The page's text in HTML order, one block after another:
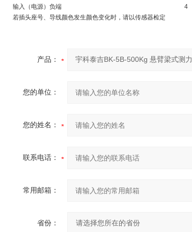
输入（电源）负端
4
若插头座号、导线颜色发生颜色变化时，请以传感器检定
产品：
您的单位：
您的姓名：
联系电话：
常用邮箱：
省份：